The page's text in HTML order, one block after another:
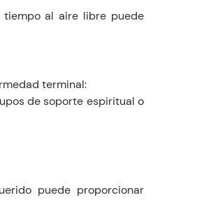
tiempo al aire libre puede
terminal:
de soporte espiritual o
puede proporcionar